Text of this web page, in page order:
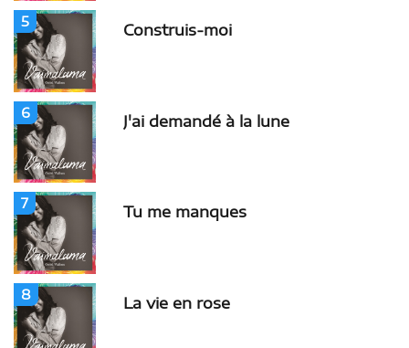
5 Construis-moi
6 J'ai demandé à la lune
7 Tu me manques
8 La vie en rose